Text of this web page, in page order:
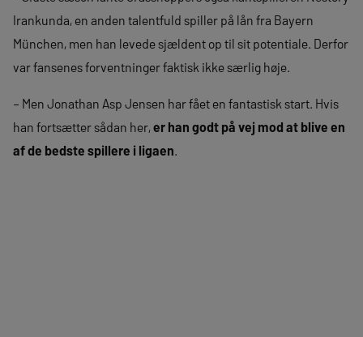
Irankunda, en anden talentfuld spiller på lån fra Bayern
München, men han levede sjældent op til sit potentiale. Derfor
var fansenes forventninger faktisk ikke særlig høje.
– Men Jonathan Asp Jensen har fået en fantastisk start. Hvis
han fortsætter sådan her,er han godt på vej mod at blive en
af ​​de bedste spillere i ligaen